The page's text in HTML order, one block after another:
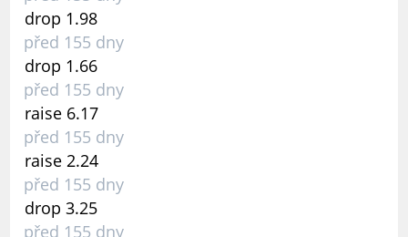
drop 1.98
před 155 dny
drop 1.66
před 155 dny
raise 6.17
před 155 dny
raise 2.24
před 155 dny
drop 3.25
před 155 dny